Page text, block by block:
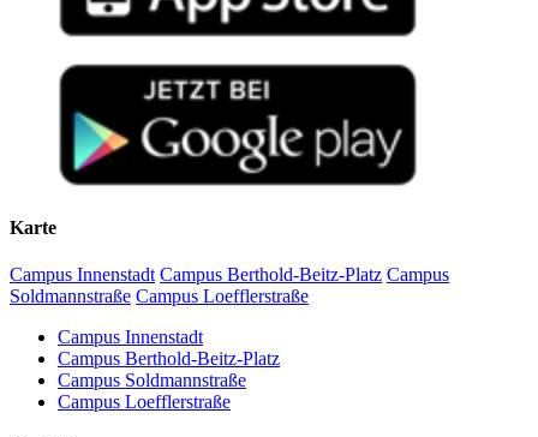
Karte
Campus Innenstadt Campus Berthold-Beitz-Platz Campus
Soldmannstraße Campus Loefflerstraße
Campus Innenstadt
Campus Berthold-Beitz-Platz
Campus Soldmannstraße
Campus Loefflerstraße